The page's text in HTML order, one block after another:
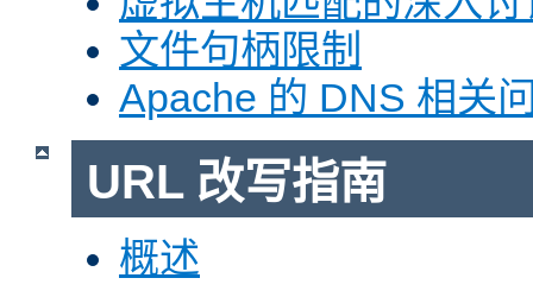
文件句柄限制
Apache 的 DNS 相关
URL 改写指南
概述